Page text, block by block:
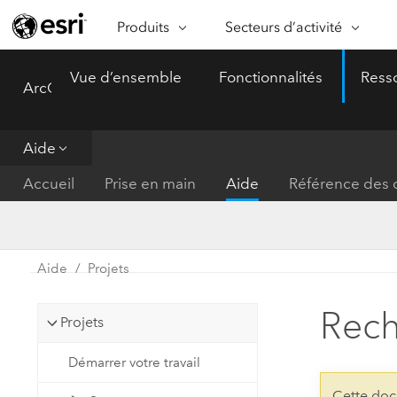
Produits
ARCGIS
ArcGIS Online
Plateforme de cartographie SaaS
Système de base pour les SIG et
Secteurs d’activité
SECTEURS D’ACTIVITÉ
Protection de
Santé et services à la personne
Administrations nationales
ArcGIS Pro
Vue d’ensemble Fonctionnalités
Aide
Accueil
Prise en main Aide Référence des
Aide Projets
Projets
Démarrer votre travail